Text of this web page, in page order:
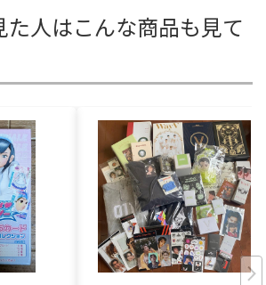
た人はこんな商品も見て